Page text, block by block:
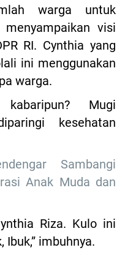
warga untuk
visi
RI. Cynthia yang
ini menggunakan
warga.
Mugi
kesehatan
Sambangi
Anak Muda dan
Riza. Kulo ini
Ibuk,” imbuhnya.